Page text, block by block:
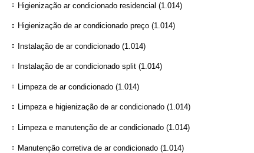
Higienização ar condicionado residencial (1.014)
Higienização de ar condicionado preço (1.014)
Instalação de ar condicionado (1.014)
Instalação de ar condicionado split (1.014)
Limpeza de ar condicionado (1.014)
Limpeza e higienização de ar condicionado (1.014)
Limpeza e manutenção de ar condicionado (1.014)
Manutenção corretiva de ar condicionado (1.014)